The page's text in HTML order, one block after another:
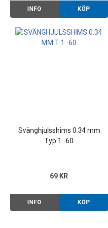
INFO KÖP
Svänghjulsshims 0.34 mm
Typ 1 -60
69 KR
INFO KÖP